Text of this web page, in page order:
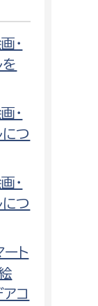
・
を
・
つ
・
つ
ト
アコ